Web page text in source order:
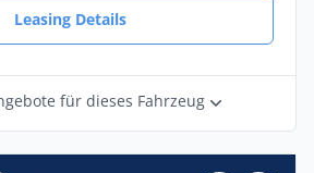
Leasing Details
für dieses Fahrzeug